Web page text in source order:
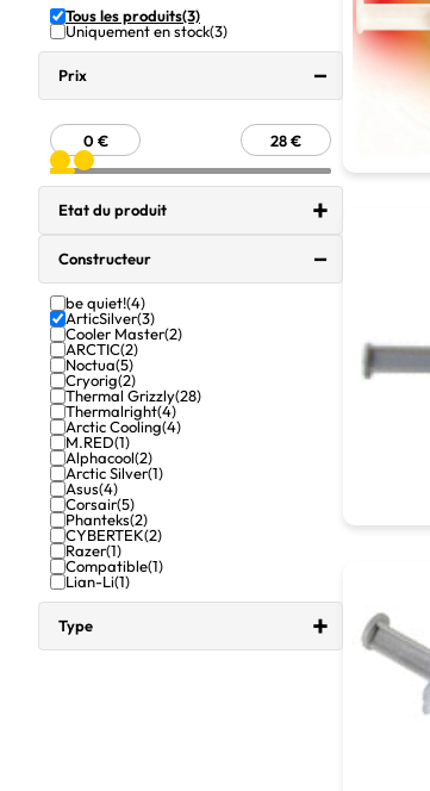
Tous les produits(3)
Uniquement en stock(3)
Prix
Etat du produit
Constructeur
be quiet!(4)
ArticSilver(3)
Cooler Master(2)
ARCTIC(2)
Noctua(5)
Cryorig(2)
Thermal Grizzly(28)
Thermalright(4)
Arctic Cooling(4)
M.RED(1)
Alphacool(2)
Arctic Silver(1)
Asus(4)
Corsair(5)
Phanteks(2)
CYBERTEK(2)
Razer(1)
Compatible(1)
Lian-Li(1)
Type